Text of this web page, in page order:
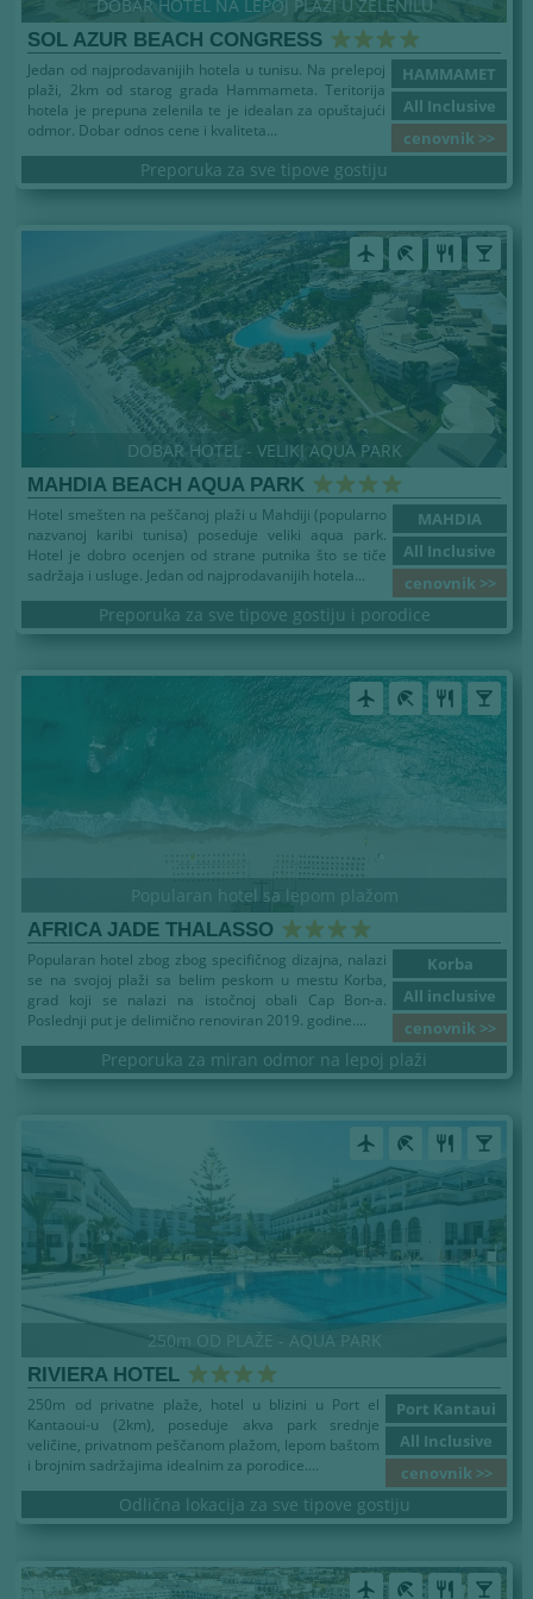
DOBAR HOTEL NA LEPOJ PLAŽI U ZELENILU
SOL AZUR BEACH CONGRESS
HAMMAMET
All Inclusive
cenovnik >>
Jedan od najprodavanijih hotela u tunisu. Na prelepoj
plaži, 2km od starog grada Hammameta. Teritorija
hotela je prepuna zelenila te je idealan za opuštajući
odmor. Dobar odnos cene i kvaliteta...
Preporuka za sve tipove gostiju
airplanemode_active beach_access restaurant local_bar
DOBAR HOTEL - VELIKI AQUA PARK
MAHDIA BEACH AQUA PARK
MAHDIA
All Inclusive
cenovnik >>
Hotel smešten na peščanoj plaži u Mahdiji (popularno
nazvanoj karibi tunisa) poseduje veliki aqua park.
Hotel je dobro ocenjen od strane putnika što se tiče
sadržaja i usluge. Jedan od najprodavanijih hotela...
Preporuka za sve tipove gostiju i porodice
airplanemode_active beach_access restaurant local_bar
Popularan hotel sa lepom plažom
AFRICA JADE THALASSO
Korba
All inclusive
cenovnik >>
Popularan hotel zbog zbog specifičnog dizajna, nalazi
se na svojoj plaži sa belim peskom u mestu Korba,
grad koji se nalazi na istočnoj obali Cap Bon-a.
Poslednji put je delimično renoviran 2019. godine....
Preporuka za miran odmor na lepoj plaži
airplanemode_active beach_access restaurant local_bar
250m OD PLAŽE - AQUA PARK
RIVIERA HOTEL
Port Kantaui
All Inclusive
cenovnik >>
250m od privatne plaže, hotel u blizini u Port el
Kantaoui-u (2km), poseduje akva park srednje
veličine, privatnom peščanom plažom, lepom baštom
i brojnim sadržajima idealnim za porodice....
Odlična lokacija za sve tipove gostiju
airplanemode_active beach_access restaurant local_bar